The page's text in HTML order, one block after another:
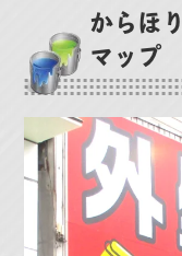
からほ
マップ